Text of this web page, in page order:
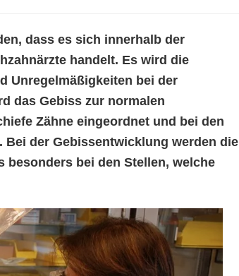
dass es sich innerhalb der
handelt. Es wird die
Unregelmäßigkeiten bei der
das Gebiss zur normalen
Zähne eingeordnet und bei den
der Gebissentwicklung werden die
besonders bei den Stellen, welche